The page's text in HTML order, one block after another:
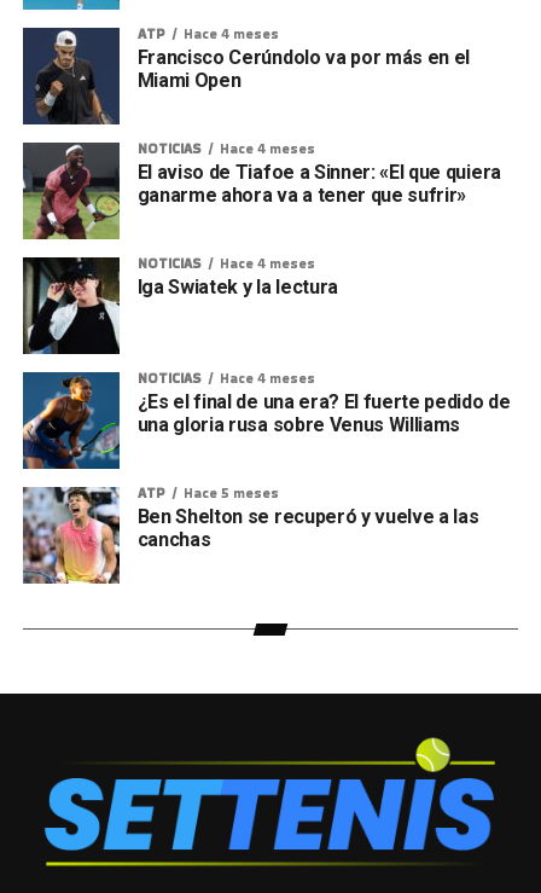
ATP Hace 4 meses
Francisco Cerúndolo va por más en el
Miami Open
NOTICIAS Hace 4 meses
El aviso de Tiafoe a Sinner: «El que quiera
ganarme ahora va a tener que sufrir»
NOTICIAS Hace 4 meses
Iga Swiatek y la lectura
NOTICIAS Hace 4 meses
¿Es el final de una era? El fuerte pedido de
una gloria rusa sobre Venus Williams
ATP Hace 5 meses
Ben Shelton se recuperó y vuelve a las
canchas